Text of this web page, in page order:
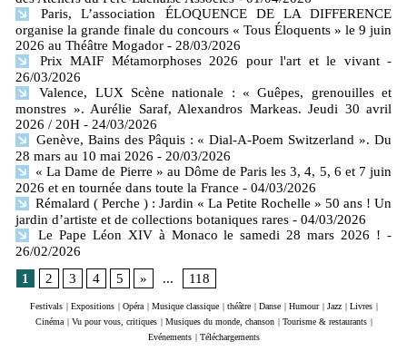
Paris, L’association ÉLOQUENCE DE LA DIFFERENCE
organise la grande finale du concours « Tous Éloquents » le 9 juin
2026 au Théâtre Mogador - 28/03/2026
Prix MAIF Métamorphoses 2026 pour l'art et le vivant -
26/03/2026
Valence, LUX Scène nationale : « Guêpes, grenouilles et
monstres ». Aurélie Saraf, Alexandros Markeas. Jeudi 30 avril
2026 / 20H - 24/03/2026
Genève, Bains des Pâquis : « Dial-A-Poem Switzerland ». Du
28 mars au 10 mai 2026 - 20/03/2026
« La Dame de Pierre » au Dôme de Paris les 3, 4, 5, 6 et 7 juin
2026 et en tournée dans toute la France - 04/03/2026
Rémalard ( Perche ) : Jardin « La Petite Rochelle » 50 ans ! Un
jardin d’artiste et de collections botaniques rares - 04/03/2026
Le Pape Léon XIV à Monaco le samedi 28 mars 2026 ! -
26/02/2026
1
2 3 4 5 » ... 118
Festivals | Expositions | Opéra | Musique classique | théâtre | Danse | Humour | Jazz | Livres |
Cinéma | Vu pour vous, critiques | Musiques du monde, chanson | Tourisme & restaurants |
Evénements | Téléchargements